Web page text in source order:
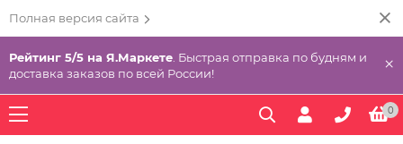
Полная версия сайта
Рейтинг 5/5 на Я.Маркете . Быстрая отправка по будням и
доставка заказов по всей России!
×
0